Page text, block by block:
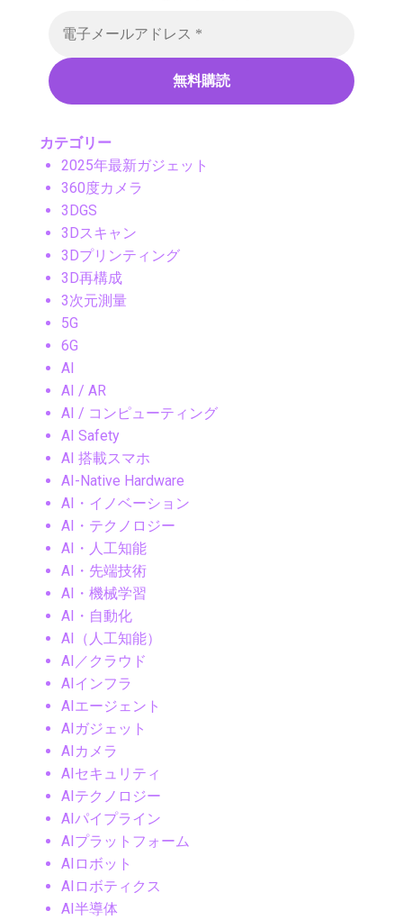
カテゴリー
2025年最新ガジェット
360度カメラ
3DGS
3Dスキャン
3Dプリンティング
3D再構成
3次元測量
5G
6G
AI
AI / AR
AI / コンピューティング
AI Safety
AI 搭載スマホ
AI-Native Hardware
AI・イノベーション
AI・テクノロジー
AI・人工知能
AI・先端技術
AI・機械学習
AI・自動化
AI（人工知能）
AI／クラウド
AIインフラ
AIエージェント
AIガジェット
AIカメラ
AIセキュリティ
AIテクノロジー
AIパイプライン
AIプラットフォーム
AIロボット
AIロボティクス
AI半導体